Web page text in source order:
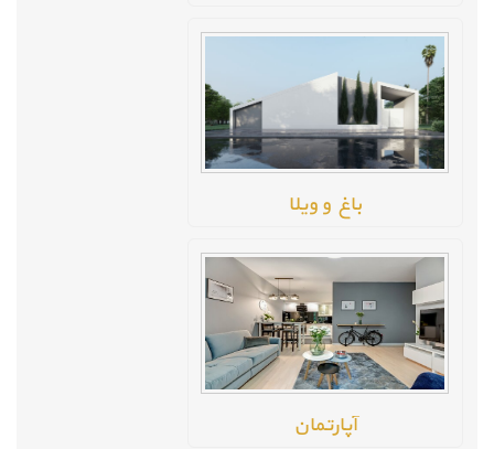
باغ و ویلا
آپارتمان